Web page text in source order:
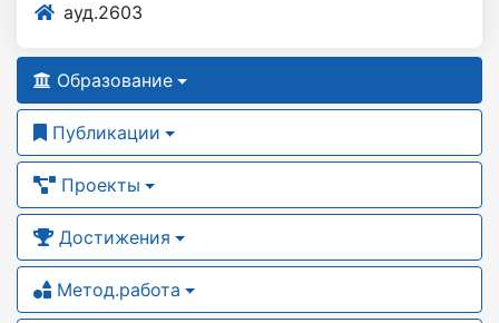
ауд.2603
Образование
Публикации
Проекты
Достижения
Метод.работа